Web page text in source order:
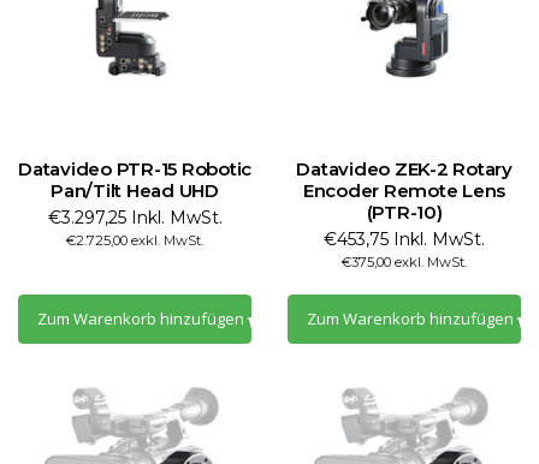
Datavideo PTR-15 Robotic
Pan/Tilt Head UHD
€3.297,25 Inkl. MwSt.
€2.725,00 exkl. MwSt.
Zum Warenkorb hinzufügen
Datavideo ZEK-2 Rotary
Encoder Remote Lens
(PTR-10)
€453,75 Inkl. MwSt.
€375,00 exkl. MwSt.
Zum Warenkorb hinzufügen